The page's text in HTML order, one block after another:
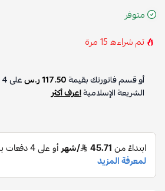
متوفر
تم شراءه15مرة
أو قسم فاتورتك بقيمة117.50 ر.س على4
الشريعة الإسلاميةاعرف أكثر